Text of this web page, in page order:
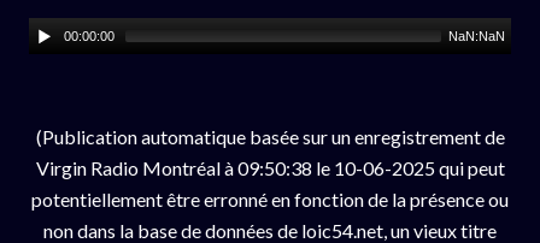
00:00:00 NaN:NaN
(Publication automatique basée sur un enregistrement de
Virgin Radio Montréal à 09:50:38 le 10-06-2025 qui peut
potentiellement être erronné en fonction de la présence ou
non dans la base de données de loic54.net, un vieux titre